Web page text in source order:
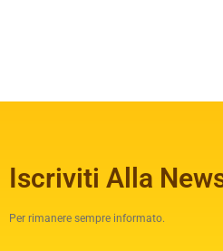
Iscriviti Alla
Per rimanere sempre informato.